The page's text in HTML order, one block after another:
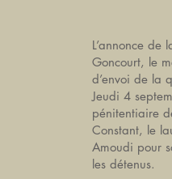
L’annonce de
Goncourt, le
d’envoi de la
Jeudi 4
pénitentiaire
Constant, le
Amoudi pour
les détenus.